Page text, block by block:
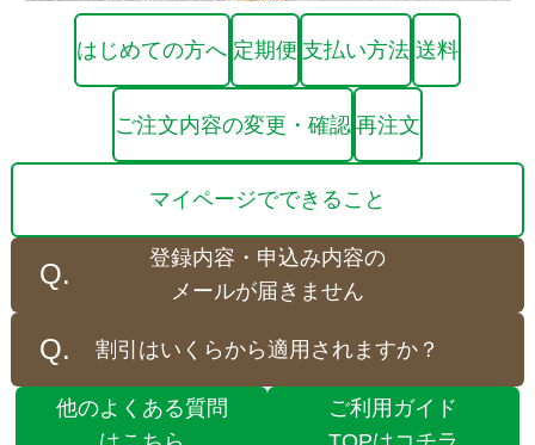
はじめての方へ 定期便 支払い方法 送料
ご注文内容の変更・確認 再注文
マイページでできること
登録内容・申込み内容の
メールが届きません
割引はいくらから適用されますか？
他のよくある質問
ご利用ガイド